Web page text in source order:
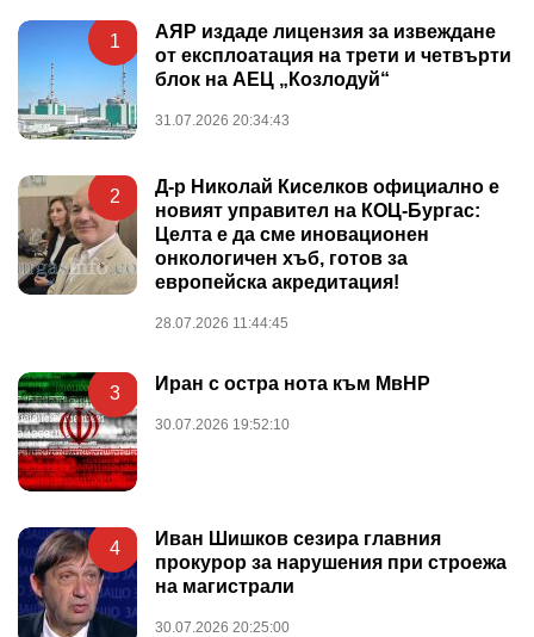
1
АЯР издаде лицензия за извеждане
от експлоатация на трети и четвърти
блок на АЕЦ „Козлодуй“
31.07.2026 20:34:43
2
Д-р Николай Киселков официално е
новият управител на КОЦ-Бургас:
Целта е да сме иновационен
онкологичен хъб, готов за
европейска акредитация!
28.07.2026 11:44:45
3 Иран с остра нота към МвНР
30.07.2026 19:52:10
4
Иван Шишков сезира главния
прокурор за нарушения при строежа
на магистрали
30.07.2026 20:25:00